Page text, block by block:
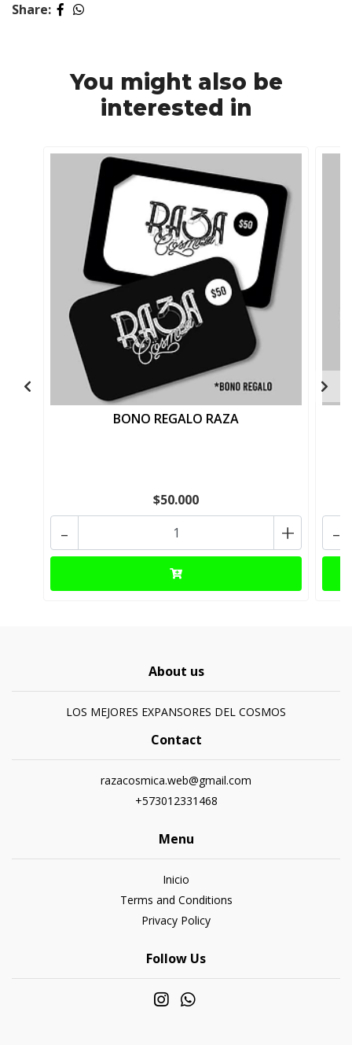
Share:
You might also be
interested in
BONO REGALO RAZA
$50.000
+
- -
About us
LOS MEJORES EXPANSORES DEL COSMOS
Contact
razacosmica.web@gmail.com
+573012331468
Menu
Inicio
Terms and Conditions
Privacy Policy
Follow Us